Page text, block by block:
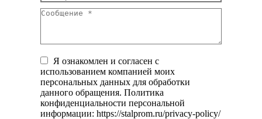
Сообщение *
Я ознакомлен и согласен с
использованием компанией моих
персональных данных для обработки
данного обращения. Политика
конфиденциальности персональной
информации: https://stalprom.ru/privacy-policy/